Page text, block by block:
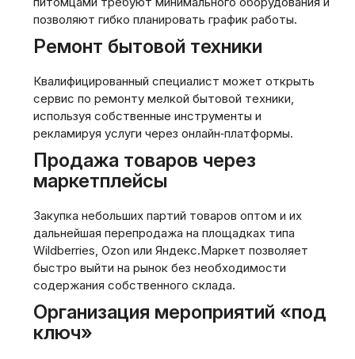
позволяют гибко планировать график работы.
Ремонт бытовой техники
Квалифицированный специалист может открыть
сервис по ремонту мелкой бытовой техники,
используя собственные инструменты и
рекламируя услуги через онлайн‑платформы.
Продажа товаров через
маркетплейсы
Закупка небольших партий товаров оптом и их
дальнейшая перепродажа на площадках типа
Wildberries, Ozon или Яндекс.Маркет позволяет
быстро выйти на рынок без необходимости
содержания собственного склада.
Организация мероприятий «под
ключ»